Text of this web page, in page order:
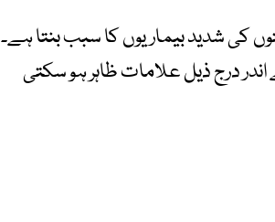
کی شدید بیماریوں کا سبب بنتا ہے۔
درج ذیل علامات ظاہر ہو سکتی